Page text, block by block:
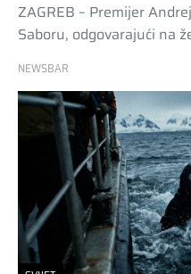
ZAGREB – Premijer
Saboru, odgovarajući na
NEWSBAR